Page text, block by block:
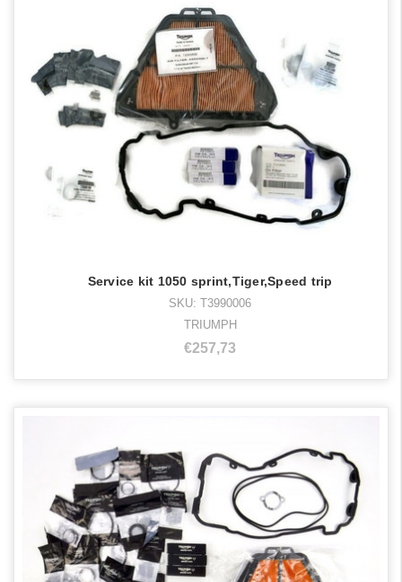
Service kit 1050 sprint,Tiger,Speed trip
SKU: T3990006
TRIUMPH
€257,73